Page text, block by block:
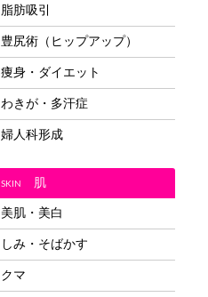
脂肪吸引
豊尻術（ヒップアップ）
痩身・ダイエット
わきが・多汗症
婦人科形成
SKIN 肌
美肌・美白
しみ・そばかす
クマ